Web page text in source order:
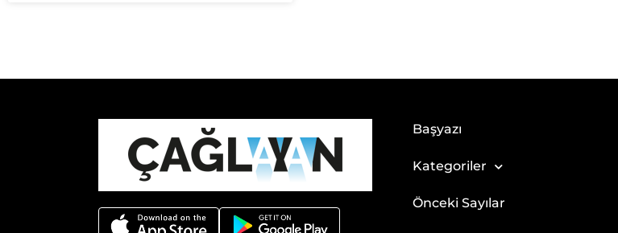
Başyazı
Kategoriler
Önceki Sayılar